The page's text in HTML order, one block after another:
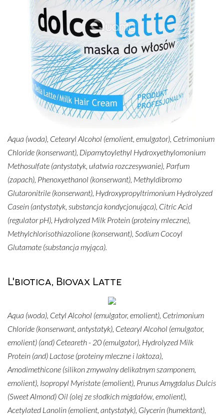
Aqua (woda), Cetearyl Alcohol (emolient, emulgator), Cetrimonium
Chloride (konserwant), Dipamytoylethyl Hydroxyethylomonium
Methosulfate (antystatyk, ułatwia rozczesywanie), Parfum
(zapach), Phenoxyethanol (konserwant), Methyldibromo
Glutaronitrile (konserwant), Hydroxypropyltrimonium Hydrolyzed
Casein (antystatyk, substancja kondycjonująca), Citric Acid
(regulator pH), Hydrolyzed Milk Protein (proteiny mleczne),
Methylchlorisothiazolione (konserwant), Sodium Cocoyl
Glutamate (substancja myjąca).
L'biotica, Biovax Latte
Aqua (woda), Cetyl Alcohol (emulgator, emolient), Cetrimonium
Chloride (konserwant, antystatyk), Cetearyl Alcohol (emulgator,
emolient) (and) Ceteareth - 20 (emulgator), Hydrolyzed Milk
Protein (and) Lactose (proteiny mleczne i laktoza),
Amodimethicone (silikon zmywalny delikatnym szamponem,
emolient), Isopropyl Myristate (emolient), Prunus Amygdalus Dulcis
(Sweet Almond) Oil (olej ze słodkich migdałów, emolient),
Acetylated Lanolin (emolient, antystatyk), Glycerin (humektant),